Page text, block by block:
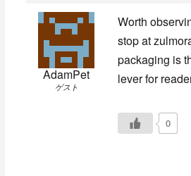
AdamPet
ゲスト
Worth
stop at
packaging is
lever for
0